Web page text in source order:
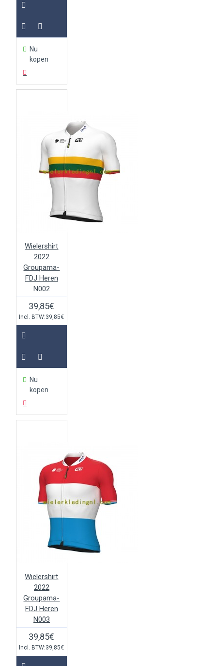
Nu
kopen
Wielershirt
2022
Groupama-
FDJ Heren
N002
39,85€
Incl. BTW:39,85€
Nu
kopen
Wielershirt
2022
Groupama-
FDJ Heren
N003
39,85€
Incl. BTW:39,85€